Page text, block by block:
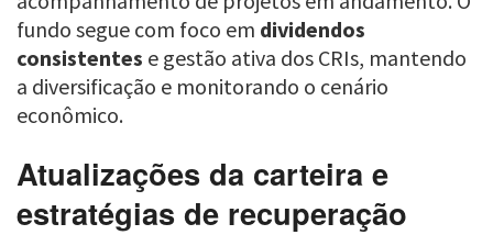
fundo segue com foco em dividendos
consistentes e gestão ativa dos CRIs, mantendo
a diversificação e monitorando o cenário
econômico.
Atualizações da carteira e
estratégias de recuperação